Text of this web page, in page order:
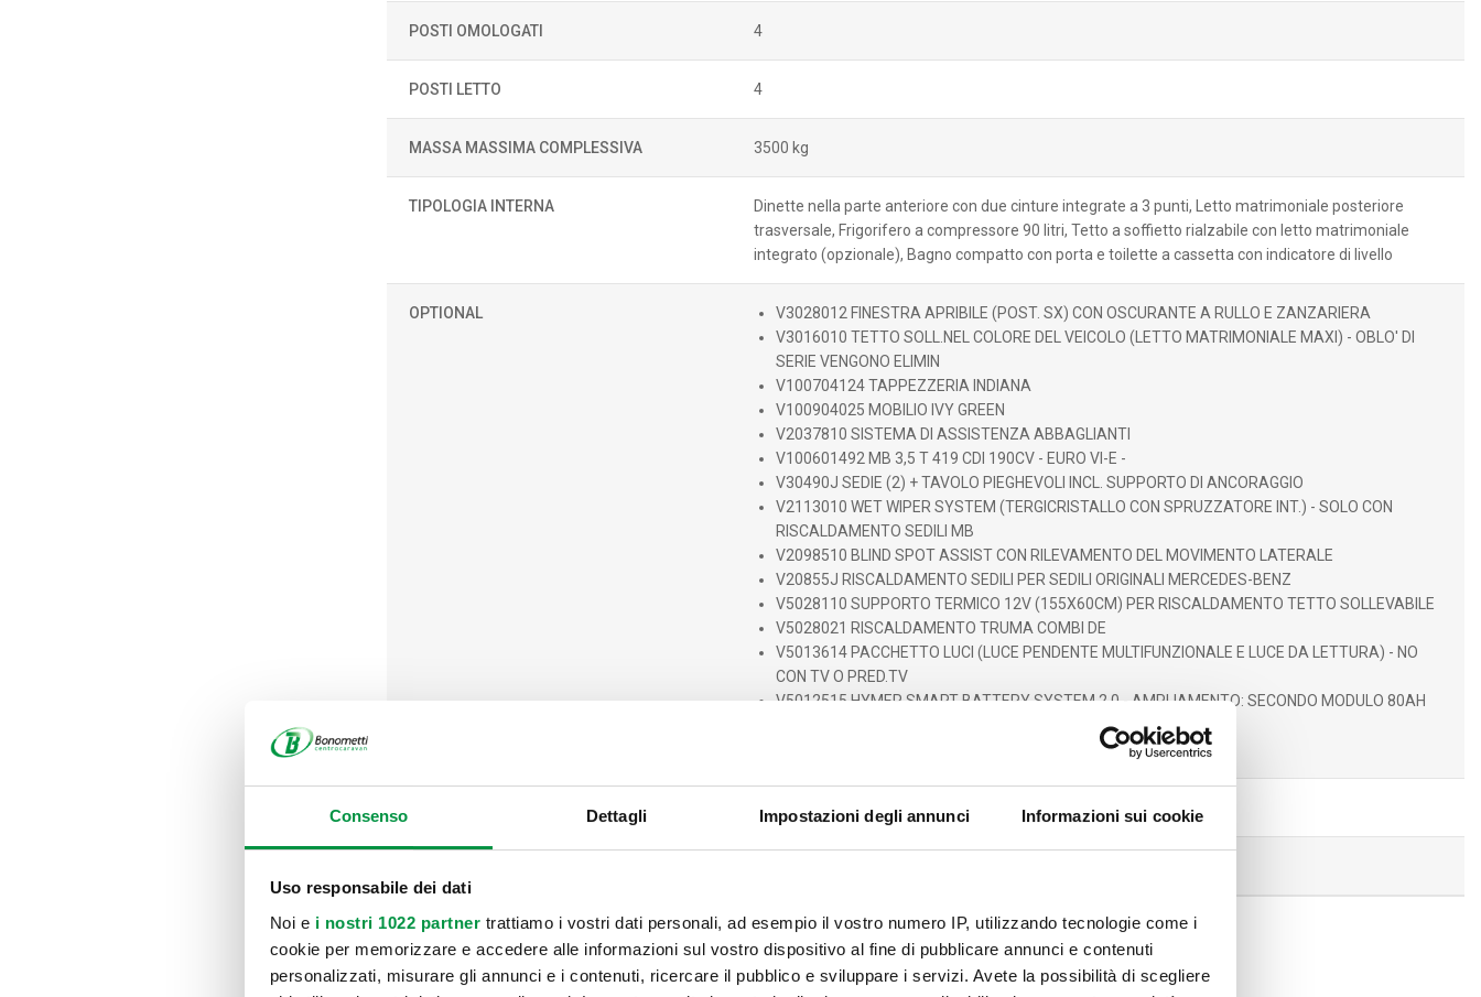
Consenso Dettagli Impostazioni degli annunci Informazioni sui cookie
Uso responsabile dei dati
Noi e i nostri 1022 partner trattiamo i vostri dati personali, ad esempio il vostro numero IP, utilizzando tecnologie come i
cookie per memorizzare e accedere alle informazioni sul vostro dispositivo al fine di pubblicare annunci e contenuti
personalizzati, misurare gli annunci e i contenuti, ricercare il pubblico e sviluppare i servizi. Avete la possibilità di scegliere
POSTI OMOLOGATI 4
POSTI LETTO 4
MASSA MASSIMA COMPLESSIVA 3500 kg
TIPOLOGIA INTERNA
Dinette nella parte anteriore con due cinture integrate a 3 punti, Letto matrimoniale posteriore
trasversale, Frigorifero a compressore 90 litri, Tetto a soffietto rialzabile con letto matrimoniale
integrato (opzionale), Bagno compatto con porta e toilette a cassetta con indicatore di livello
OPTIONAL
V3028012 FINESTRA APRIBILE (POST. SX) CON OSCURANTE A RULLO E ZANZARIERA
V3016010 TETTO SOLL.NEL COLORE DEL VEICOLO (LETTO MATRIMONIALE MAXI) - OBLO' DI
SERIE VENGONO ELIMIN
V100704124 TAPPEZZERIA INDIANA
V100904025 MOBILIO IVY GREEN
V2037810 SISTEMA DI ASSISTENZA ABBAGLIANTI
V100601492 MB 3,5 T 419 CDI 190CV - EURO VI-E -
V30490J SEDIE (2) + TAVOLO PIEGHEVOLI INCL. SUPPORTO DI ANCORAGGIO
V2113010 WET WIPER SYSTEM (TERGICRISTALLO CON SPRUZZATORE INT.) - SOLO CON
RISCALDAMENTO SEDILI MB
V2098510 BLIND SPOT ASSIST CON RILEVAMENTO DEL MOVIMENTO LATERALE
V20855J RISCALDAMENTO SEDILI PER SEDILI ORIGINALI MERCEDES-BENZ
V5028110 SUPPORTO TERMICO 12V (155X60CM) PER RISCALDAMENTO TETTO SOLLEVABILE
V5028021 RISCALDAMENTO TRUMA COMBI DE
V5013614 PACCHETTO LUCI (LUCE PENDENTE MULTIFUNZIONALE E LUCE DA LETTURA) - NO
CON TV O PRED.TV
V5012515 HYMER SMART BATTERY SYSTEM 2.0 - AMPLIAMENTO: SECONDO MODULO 80AH
PREZZO F.F. VEICOLO ESPOSTO CON OPTIONAL € 130.310 iva inclusa – messa su strada esclusa